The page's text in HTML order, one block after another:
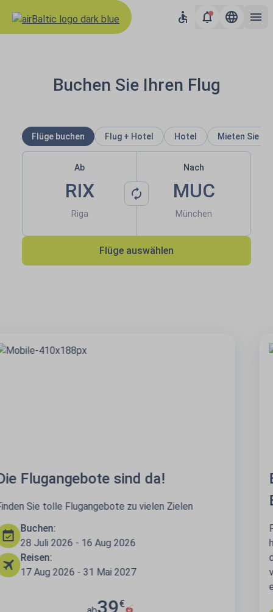
Buchen Sie Ihren Flug
Flüge buchen Flug + Hotel Hotel Mieten Sie
Ab
RIX
Riga
Nach
MUC
München
Flüge auswählen
Beginnen Sie Ihren Urlaub in der
Business Class
Fliegen Sie in der Business Class und genießen Sie
höchsten Komfort. Entspannen Sie vor dem Flug in
der Business-Lounge. An Bord nehmen Sie im
vorderen Teil des Flugzeugs Platz und genießen eine